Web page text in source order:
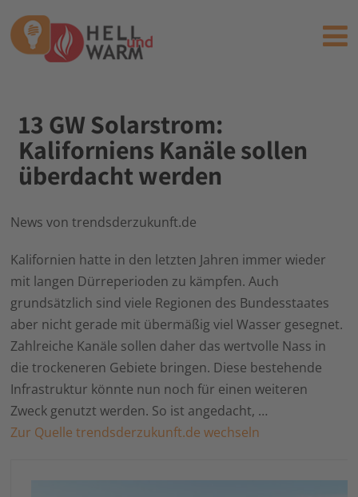
13 GW Solarstrom:
Kaliforniens Kanäle sollen
überdacht werden
News von trendsderzukunft.de
Kalifornien hatte in den letzten Jahren immer wieder
mit langen Dürreperioden zu kämpfen. Auch
grundsätzlich sind viele Regionen des Bundesstaates
aber nicht gerade mit übermäßig viel Wasser gesegnet.
Zahlreiche Kanäle sollen daher das wertvolle Nass in
die trockeneren Gebiete bringen. Diese bestehende
Infrastruktur könnte nun noch für einen weiteren
Zweck genutzt werden. So ist angedacht, …
Zur Quelle trendsderzukunft.de wechseln